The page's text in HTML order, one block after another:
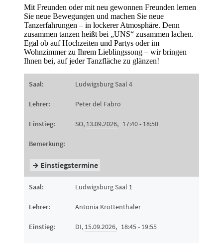
Mit Freunden oder mit neu gewonnen Freunden lernen
Sie neue Bewegungen und machen Sie neue
Tanzerfahrungen – in lockerer Atmosphäre. Denn
zusammen tanzen heißt bei „UNS“ zusammen lachen.
Egal ob auf Hochzeiten und Partys oder im
Wohnzimmer zu Ihrem Lieblingssong – wir bringen
Ihnen bei, auf jeder Tanzfläche zu glänzen!